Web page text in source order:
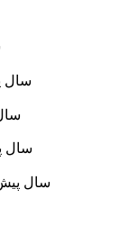
3
3
3
3 سال